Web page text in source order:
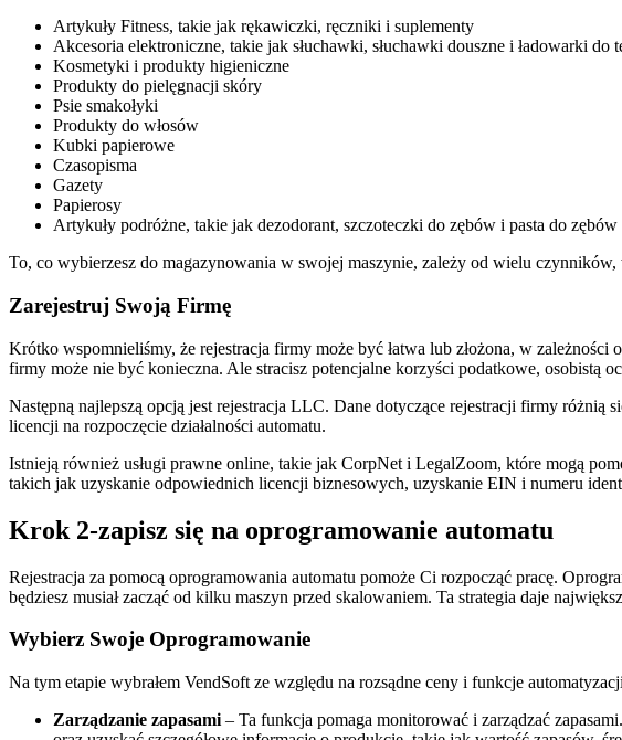
Artykuły Fitness, takie jak rękawiczki, ręczniki i suplementy
Akcesoria elektroniczne, takie jak słuchawki, słuchawki douszne i ładowarki do
Kosmetyki i produkty higieniczne
Produkty do pielęgnacji skóry
Psie smakołyki
Produkty do włosów
Kubki papierowe
Czasopisma
Gazety
Papierosy
Artykuły podróżne, takie jak dezodorant, szczoteczki do zębów i pasta do zębów
To, co wybierzesz do magazynowania w swojej maszynie, zależy od wielu
Zarejestruj Swoją Firmę
Krótko wspomnieliśmy, że rejestracja firmy może być łatwa lub złożona, w
firmy może nie być konieczna. Ale stracisz potencjalne korzyści podatkowe, osobistą
Następną najlepszą opcją jest rejestracja LLC. Dane dotyczące rejestracji firmy różnią
licencji na rozpoczęcie działalności automatu.
Istnieją również usługi prawne online, takie jak CorpNet i LegalZoom, które mogą
takich jak uzyskanie odpowiednich licencji biznesowych, uzyskanie EIN i numeru
Krok 2-zapisz się na oprogramowanie automatu
Rejestracja za pomocą oprogramowania automatu pomoże Ci rozpocząć pracę.
będziesz musiał zacząć od kilku maszyn przed skalowaniem. Ta strategia daje
Wybierz Swoje Oprogramowanie
Na tym etapie wybrałem VendSoft ze względu na rozsądne ceny i funkcje
Zarządzanie zapasami – Ta funkcja pomaga monitorować i zarządzać